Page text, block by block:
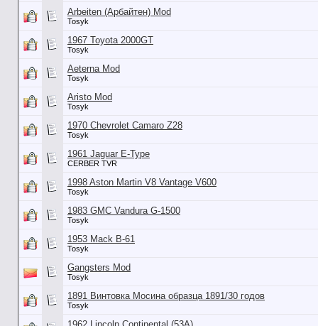
Arbeiten (Арбайтен) Mod
Tosyk
1967 Toyota 2000GT
Tosyk
Aeterna Mod
Tosyk
Aristo Mod
Tosyk
1970 Chevrolet Camaro Z28
Tosyk
1961 Jaguar E-Type
CERBER TVR
1998 Aston Martin V8 Vantage V600
Tosyk
1983 GMC Vandura G-1500
Tosyk
1953 Mack B-61
Tosyk
Gangsters Mod
Tosyk
1891 Винтовка Мосина образца 1891/30 годов
Tosyk